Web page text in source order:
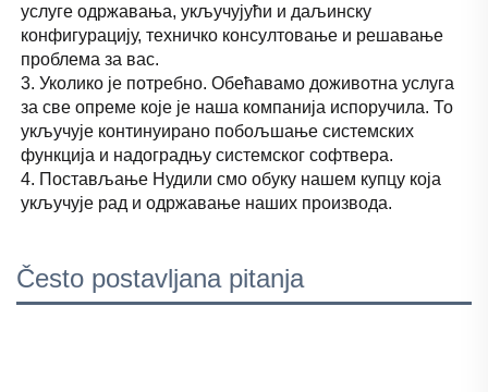
услуге одржавања, укључујући и даљинску
конфигурацију, техничко консултовање и решавање
проблема за вас.
3. Уколико је потребно. Обећавамо доживотна услуга
за све опреме које је наша компанија испоручила. То
укључује континуирано побољшање системских
функција и надоградњу системског софтвера.
4. Постављање Нудили смо обуку нашем купцу која
укључује рад и одржавање наших производа.
Često postavljana pitanja